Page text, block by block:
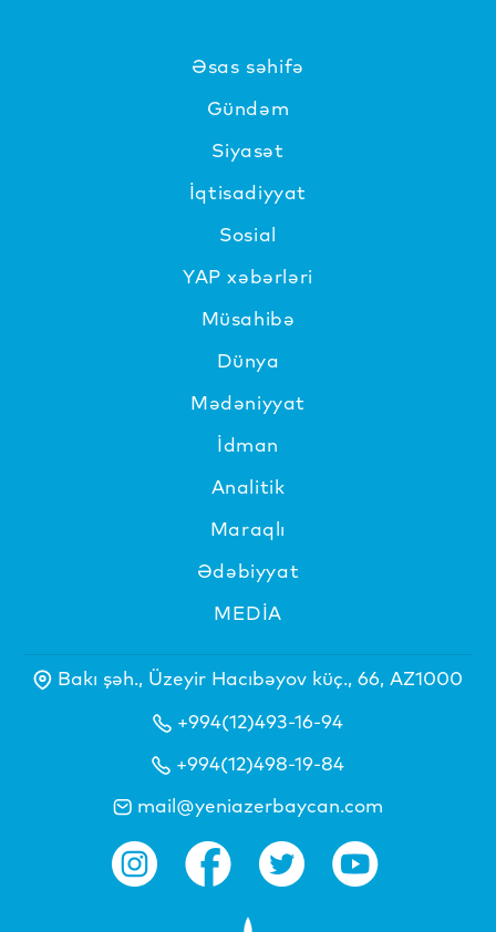
Əsas səhifə
Gündəm
Siyasət
İqtisadiyyat
Sosial
YAP xəbərləri
Müsahibə
Dünya
Mədəniyyat
İdman
Analitik
Maraqlı
Ədəbiyyat
MEDİA
Bakı şəh., Üzeyir Hacıbəyov küç., 66, AZ1000
+994(12)493-16-94
+994(12)498-19-84
mail@yeniazerbaycan.com